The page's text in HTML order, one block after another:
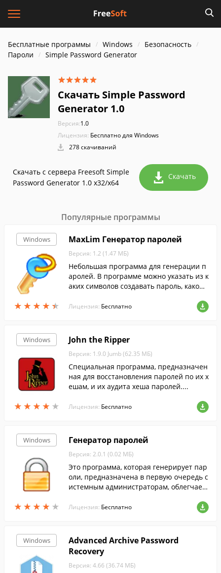
Бесплатные программы Windows
Безопасность
Пароли
Simple Password Generator
Скачать Simple Password
Generator 1.0
Версия:1.0
Лицензия: Бесплатно для Windows
278 скачиваний
Скачать с сервера Freesoft Simple
Password Generator 1.0 x32/x64
Скачать
Популярные программы
Windows
★ ★ ★ ★ ★
★ ★ ★ ★ ★
MaxLim Генератор паролей
Версия: 1.2 (1.47 МБ)
Небольшая программа для генерации п
аролей. В программе можно указать из к
аких символов создавать пароль, какой
Лицензия: Бесплатно
Windows
★ ★ ★ ★ ★
★ ★ ★ ★ ★
John the Ripper
Версия: 1.9.0 Jumb (62.35 МБ)
Специальная программа, предназначен
ная для восстановления паролей по их х
ешам, и их аудита хеша паролей....
Лицензия: Бесплатно
Windows
★ ★ ★ ★ ★
★ ★ ★ ★ ★
Генератор паролей
Версия: 2.0.1 (0.02 МБ)
Это программа, которая генерирует пар
оли, предназначена в первую очередь с
истемным администраторам, облегчает
Лицензия: Бесплатно
Windows
Advanced Archive Password
Recovery
Версия: 4.66 (36.74 МБ)